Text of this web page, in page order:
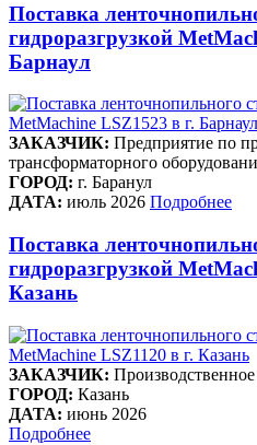
Поставка
гидроразгрузкой
Барнаул
ЗАКАЗЧИК: Предприятие по
трансформаторного
ГОРОД: г. Баранул
ДАТА: июль 2026 Подробнее
Поставка
гидроразгрузкой
Казань
ЗАКАЗЧИК:
ГОРОД: Казань
ДАТА: июнь 2026
Подробнее